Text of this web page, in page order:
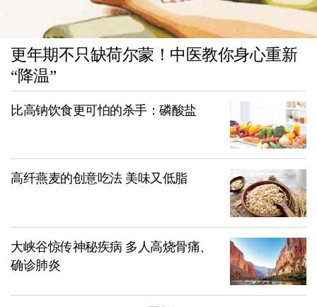
更年期不只缺荷尔蒙！中医教你身心重新
“降温”
比高钠饮食更可怕的杀手：磷酸盐
高纤燕麦的创意吃法 美味又低脂
大峡谷惊传神秘疾病 多人高烧骨痛、
确诊肺炎